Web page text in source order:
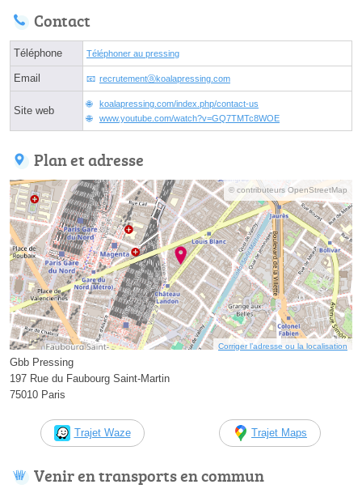
Contact
Téléphone Téléphoner au pressing
Email recrutementⓐkoalapressing.com
Site web
koalapressing.com/index.php/contact-us
www.youtube.com/watch?v=GQ7TMTc8WOE
Plan et adresse
© contributeurs OpenStreetMap
Corriger l’adresse ou la localisation
Gbb Pressing
197 Rue du Faubourg Saint-Martin
75010 Paris
Trajet Waze Trajet Maps
Venir en transports en commun